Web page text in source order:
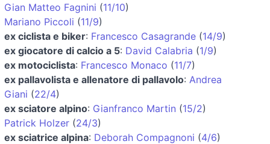
Gian Matteo Fagnini (11/10)
Mariano Piccoli (11/9)
ex ciclista e biker: Francesco Casagrande (14/9)
ex giocatore di calcio a 5: David Calabria (1/9)
ex motociclista: Francesco Monaco (11/7)
ex pallavolista e allenatore di pallavolo: Andrea
Giani (22/4)
ex sciatore alpino: Gianfranco Martin (15/2)
Patrick Holzer (24/3)
ex sciatrice alpina: Deborah Compagnoni (4/6)